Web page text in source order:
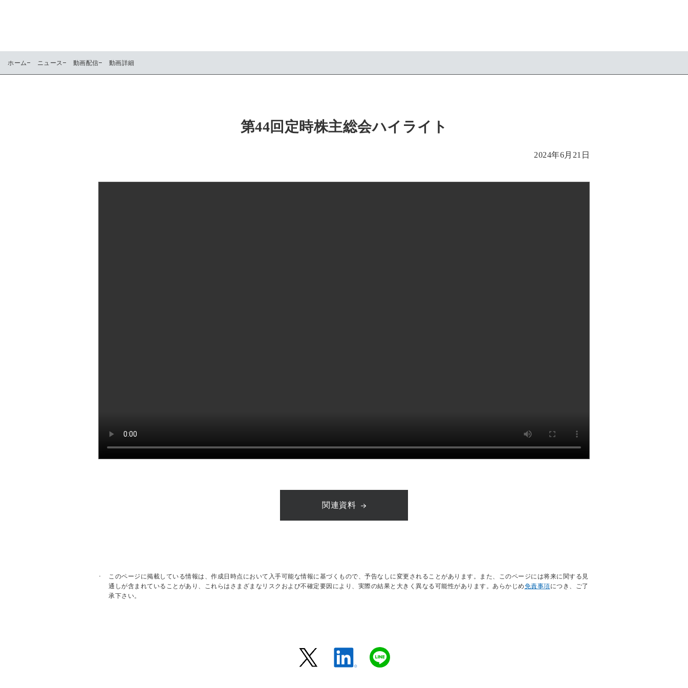
ホーム ニュース 動画配信 動画詳細
第44回定時株主総会ハイライト
2024年6月21日
関連資料
このページに掲載している情報は、作成日時点において入手可能な情報に基づくもので、予告なしに変更されることがあります。また、このページには将来に関する見
通しが含まれていることがあり、これらはさまざまなリスクおよび不確定要因により、実際の結果と大きく異なる可能性があります。あらかじめ免責事項につき、ご了
承下さい。